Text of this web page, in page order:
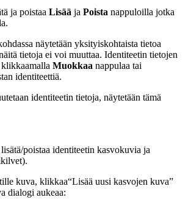
ja poistaa Lisää ja Poista nappuloilla jotka
näytetään yksityiskohtaista tietoa
tietoja ei voi muuttaa. Identiteetin tietojen
Muokkaa nappulaa tai
identiteettiä.
identiteetin tietoja, näytetään tämä
poistaa identiteetin kasvokuvia ja
kuva, klikkaa“Lisää uusi kasvojen kuva”
dialogi aukeaa: